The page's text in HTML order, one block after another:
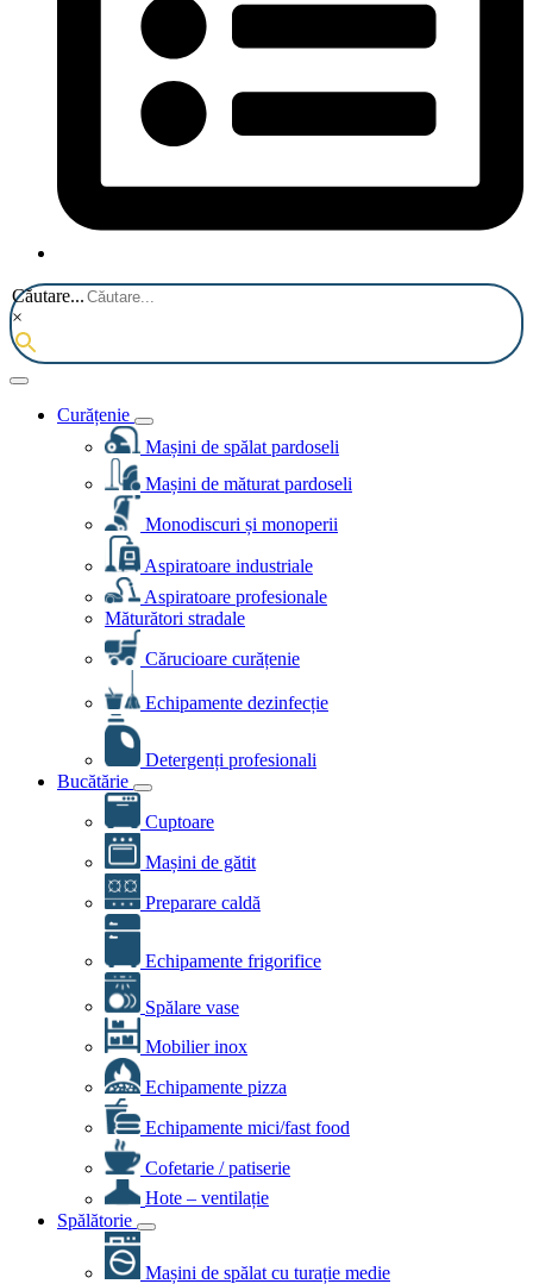
Căutare...
×
Curățenie
Mașini de spălat pardoseli
Mașini de măturat pardoseli
Monodiscuri și monoperii
Aspiratoare industriale
Aspiratoare profesionale
Măturători stradale
Cărucioare curățenie
Echipamente dezinfecție
Detergenți profesionali
Bucătărie
Cuptoare
Mașini de gătit
Preparare caldă
Echipamente frigorifice
Spălare vase
Mobilier inox
Echipamente pizza
Echipamente mici/fast food
Cofetarie / patiserie
Hote – ventilație
Spălătorie
Mașini de spălat cu turație medie